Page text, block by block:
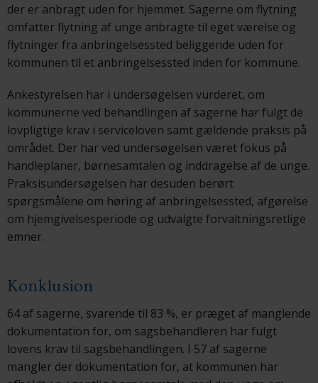
der er anbragt uden for hjemmet. Sagerne om flytning
omfatter flytning af unge anbragte til eget værelse og
flytninger fra anbringelsessted beliggende uden for
kommunen til et anbringelsessted inden for kommune.
Ankestyrelsen har i undersøgelsen vurderet, om
kommunerne ved behandlingen af sagerne har fulgt de
lovpligtige krav i serviceloven samt gældende praksis på
området. Der har ved undersøgelsen været fokus på
handleplaner, børnesamtalen og inddragelse af de unge.
Praksisundersøgelsen har desuden berørt
spørgsmålene om høring af anbringelsessted, afgørelse
om hjemgivelsesperiode og udvalgte forvaltningsretlige
emner.
Konklusion
64 af sagerne, svarende til 83 %, er præget af manglende
dokumentation for, om sagsbehandleren har fulgt
lovens krav til sagsbehandlingen. I 57 af sagerne
mangler der dokumentation for, at kommunen har